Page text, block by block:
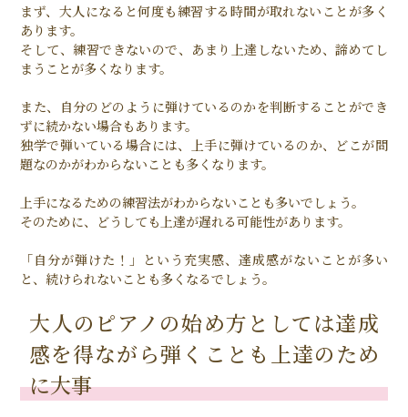
まず、大人になると何度も練習する時間が取れないことが多く
あります。
そして、練習できないので、あまり上達しないため、諦めてし
まうことが多くなります。
また、自分のどのように弾けているのかを判断することができ
ずに続かない場合もあります。
独学で弾いている場合には、上手に弾けているのか、どこが問
題なのかがわからないことも多くなります。
上手になるための練習法がわからないことも多いでしょう。
そのために、どうしても上達が遅れる可能性があります。
「自分が弾けた！」という充実感、達成感がないことが多い
と、続けられないことも多くなるでしょう。
大人のピアノの始め方としては達成
感を得ながら弾くことも上達のため
に大事